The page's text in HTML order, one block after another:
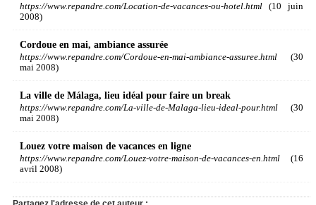
https://www.repandre.com/Location-de-vacances-ou-hotel.html (10 juin
2008)
Cordoue en mai, ambiance assurée
https://www.repandre.com/Cordoue-en-mai-ambiance-assuree.html (30
mai 2008)
La ville de Málaga, lieu idéal pour faire un break
https://www.repandre.com/La-ville-de-Malaga-lieu-ideal-pour.html (30
mai 2008)
Louez votre maison de vacances en ligne
https://www.repandre.com/Louez-votre-maison-de-vacances-en.html (16
avril 2008)